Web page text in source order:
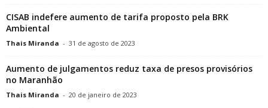
CISAB indefere aumento de tarifa proposto pela BRK
Ambiental
Thais Miranda - 31 de agosto de 2023
Aumento de julgamentos reduz taxa de presos provisórios
no Maranhão
Thais Miranda - 20 de janeiro de 2023